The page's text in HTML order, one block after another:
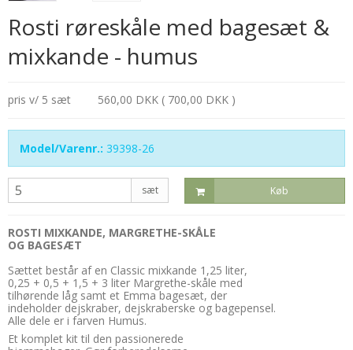
Rosti røreskåle med bagesæt &
mixkande - humus
pris v/ 5 sæt 560,00 DKK ( 700,00 DKK )
Model/Varenr.: 39398-26
sæt Køb
ROSTI MIXKANDE, MARGRETHE-SKÅLE
OG BAGESÆT
Sættet består af en Classic mixkande 1,25 liter,
0,25 + 0,5 + 1,5 + 3 liter Margrethe-skåle med
tilhørende låg samt et Emma bagesæt, der
indeholder dejskraber, dejskraberske og bagepensel.
Alle dele er i farven Humus.
Et komplet kit til den passionerede